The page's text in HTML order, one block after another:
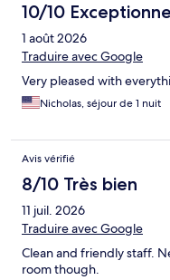
10/10
1 août 2026
Traduire avec Google
Very pleased with
Nicholas, séjour de 1 nuit
Avis vérifié
8/10 Très bien
11 juil. 2026
Traduire avec Google
Clean and friendly staff.
room though.